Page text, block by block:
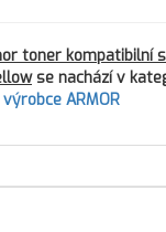
toner kompatibilní s
se nachází v
výrobce ARMOR